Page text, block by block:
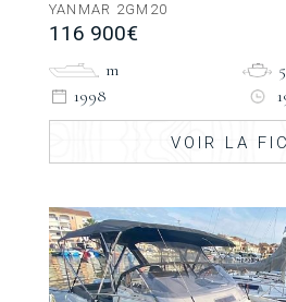
YANMAR 2GM20
116 900€
m
1998
VOIR LA